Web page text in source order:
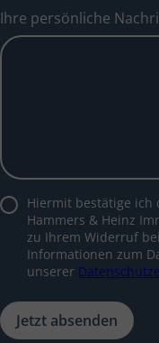
Ihre persönliche
Hiermit bestätige ich
Hammers & Heinz
zu Ihrem Widerruf
Informationen zum
unserer
Jetzt absenden